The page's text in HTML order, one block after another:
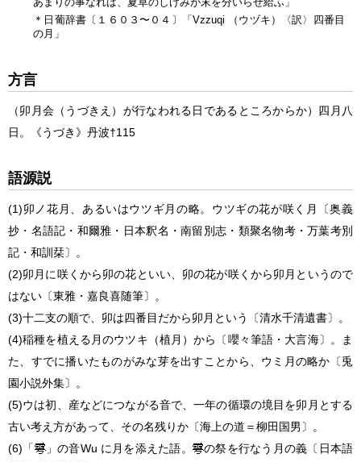
＊日葡辞書〔１６０３〜０４〕「Vzzuqi （ウヅキ）〈訳〉四番目
の月」
方言
（卯月会（うづきえ）が行なわれる日であるところからか）四月八
日。
《うづき 》 丹波†115
語源説
(1)卯ノ花月、あるいはウツギ月の略。ウツギの花が咲く月〔奥義
抄・名語記・和爾雅・日本釈名・南留別志・類聚名物考・万葉考別
記・和訓栞〕。
(2)卯月に咲くから卯の花といい、卯の花が咲くから卯月というので
はない〔東雅・嘉良喜随筆〕。
(3)十二支の順で、卯は四番目だから卯月という〔清水千清遺書〕。
(4)稲種を植える月のウツキ（植月）から〔嚶々筆語・大言海〕。ま
た、すでに播いたものがみな芽を出すことから、ウミ月の略か〔兎
園小説外集〕。
(5)ウは初、産などにつながる音で、一年の循環の境目を卯月とする
古い考え方があって、その名残りか〔海上の道＝柳田国男〕。
(6) 「 」の音Wu に月を添えた語。
の祭を行なう月の義〔日本語